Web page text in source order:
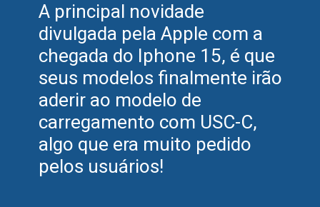
A principal novidade
divulgada pela Apple com a
chegada do Iphone 15, é que
seus modelos finalmente irão
aderir ao modelo de
carregamento com USC-C,
algo que era muito pedido
pelos usuários!